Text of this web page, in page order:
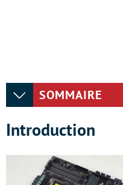
SOMMAIRE
Introduction